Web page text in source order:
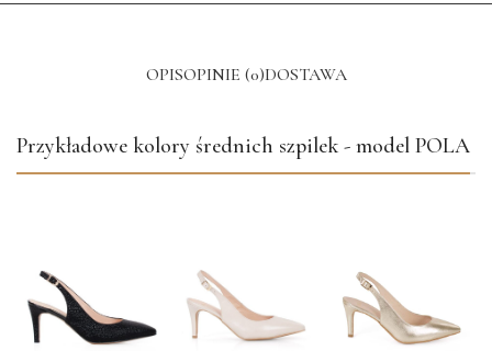
OPISOPINIE (0)DOSTAWA
Przykładowe kolory średnich szpilek - model POLA